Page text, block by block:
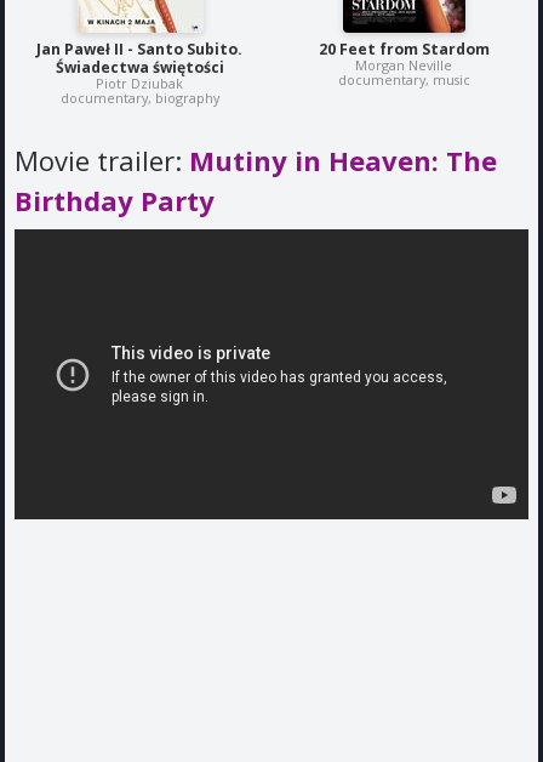
Jan Paweł II - Santo Subito.
Świadectwa świętości
Piotr Dziubak
documentary, biography
20 Feet from Stardom
Morgan Neville
documentary, music
Movie trailer: Mutiny in Heaven: The
Birthday Party